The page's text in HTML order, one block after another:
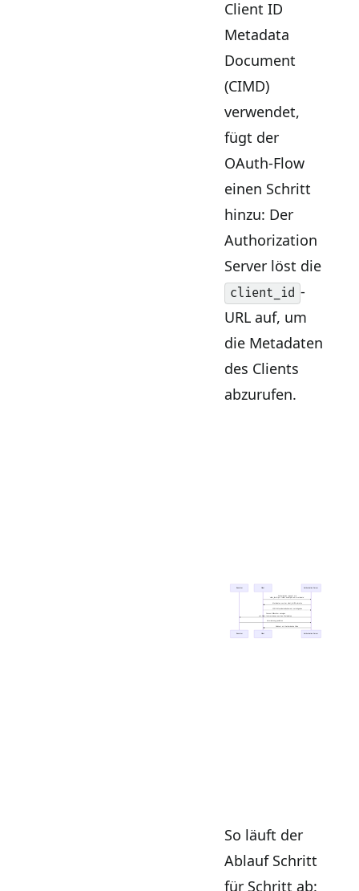
Client ID
Metadata
Document
(CIMD)
verwendet,
fügt der
OAuth-Flow
einen Schritt
hinzu: Der
Authorization
Server löst die
client_id -
URL auf, um
die Metadaten
des Clients
abzurufen.
So läuft der
Ablauf Schritt
für Schritt ab: